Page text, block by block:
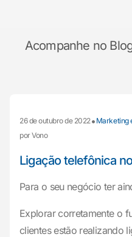
Acompanhe no
26 de outubro de 2022• Marketing
por Vono
Ligação telefônica
Para o seu negócio ter
Explorar corretamente o
clientes estão realizando